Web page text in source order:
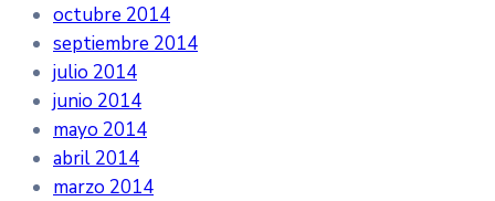
octubre 2014
septiembre 2014
julio 2014
junio 2014
mayo 2014
abril 2014
marzo 2014